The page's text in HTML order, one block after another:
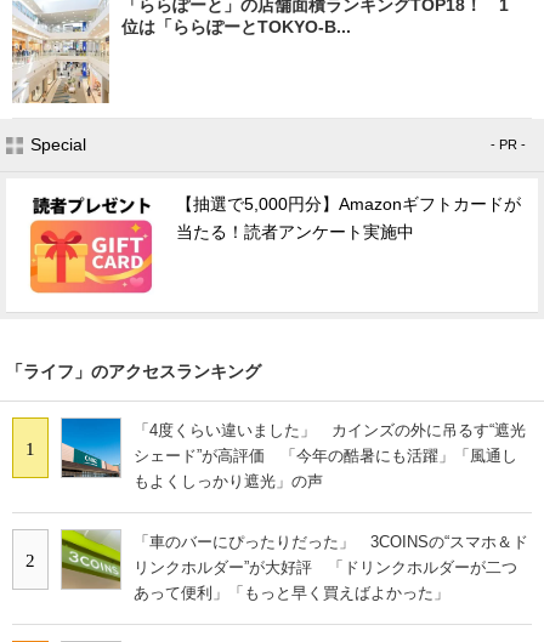
「ららぽーと」の店舗面積ランキングTOP18！ 1
位は「ららぽーとTOKYO-B...
Special - PR -
【抽選で5,000円分】Amazonギフトカードが
当たる！読者アンケート実施中
「ライフ」のアクセスランキング
1
「4度くらい違いました」 カインズの外に吊るす“遮光
シェード”が高評価 「今年の酷暑にも活躍」「風通し
もよくしっかり遮光」の声
2
「車のバーにぴったりだった」 3COINSの“スマホ＆ド
リンクホルダー”が大好評 「ドリンクホルダーが二つ
あって便利」「もっと早く買えばよかった」